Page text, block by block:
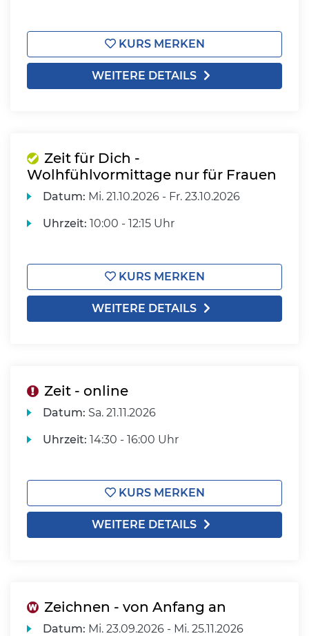
KURS MERKEN
WEITERE DETAILS
Zeit für Dich -
Wolhfühlvormittage nur für Frauen
Datum: Mi. 21.10.2026 - Fr. 23.10.2026
Uhrzeit: 10:00 - 12:15 Uhr
KURS MERKEN
WEITERE DETAILS
Zeit - online
Datum: Sa. 21.11.2026
Uhrzeit: 14:30 - 16:00 Uhr
KURS MERKEN
WEITERE DETAILS
Zeichnen - von Anfang an
Datum: Mi. 23.09.2026 - Mi. 25.11.2026